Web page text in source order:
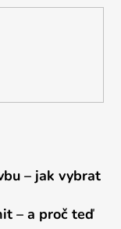
– jak vybrat
– a proč teď